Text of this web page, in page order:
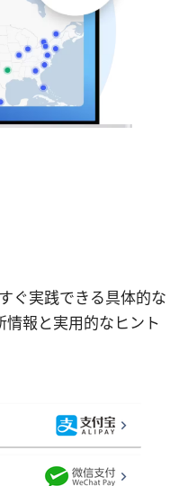
ぐ実践できる具体的な
報と実用的なヒント